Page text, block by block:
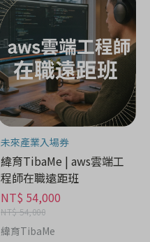
未來產業入場券
緯育TibaMe | aws雲端工
程師在職遠距班
NT$ 54,000
NT$ 54,000
緯育TibaMe